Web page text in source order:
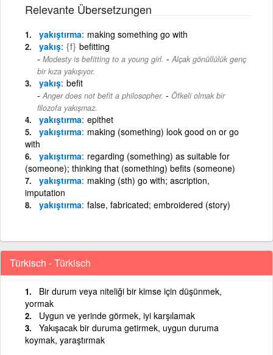
Relevante Übersetzungen
yakıştırma making something go with
yakış {f} befitting
Modesty is befitting to a young girl. - Alçak gönüllülük genç
bir kıza yakışıyor.
yakış befit
Anger does not befit a philosopher. - Öfkeli olmak bir
filozofa yakışmaz.
yakıştırma epithet
yakıştırma making (something) look good on or go
with
yakıştırma regarding (something) as suitable for
(someone); thinking that (something) befits (someone)
yakıştırma making (sth) go with; ascription,
imputation
yakıştırma false, fabricated; embroidered (story)
Türkisch - Türkisch
Bir durum veya niteliği bir kimse için düşünmek,
yormak
Uygun ve yerinde görmek, iyi karşılamak
Yakışacak bir duruma getirmek, uygun duruma
koymak, yaraştırmak